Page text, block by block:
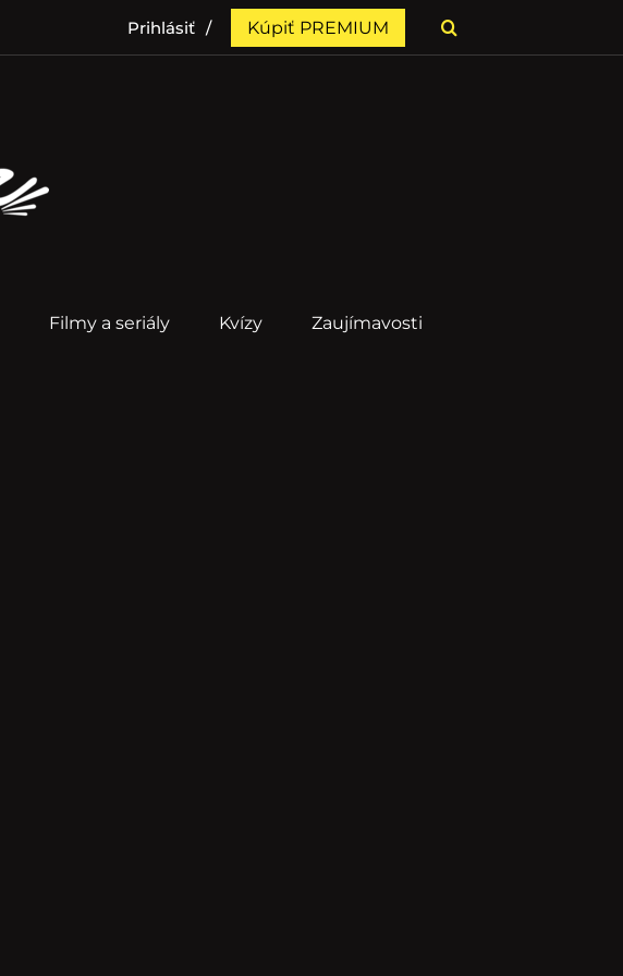
Prihlásiť Kúpiť PREMIUM
Filmy a seriály Kvízy Zaujímavosti